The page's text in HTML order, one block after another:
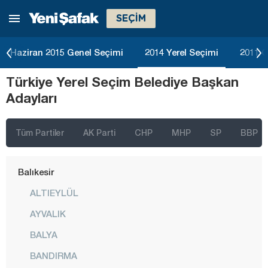
SEÇİM
Haziran 2015 Genel Seçimi 2014 Yerel Seçimi 2011
Türkiye Yerel Seçim Belediye Başkan
Adayları
Tüm Partiler AK Parti CHP MHP SP BBP
Ağrı
Antalya
Ardahan
Aydın
Balıkesir
ALTIEYLÜL
AYVALIK
BALYA
BANDIRMA